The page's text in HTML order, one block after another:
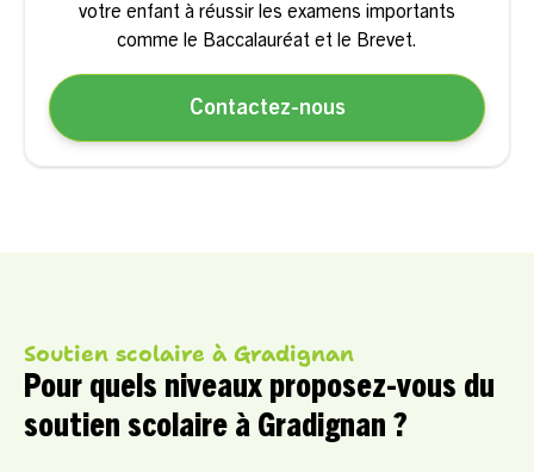
votre enfant à réussir les examens importants
comme le Baccalauréat et le Brevet.
Contactez-nous
Soutien scolaire à Gradignan
Pour quels niveaux proposez-vous du
soutien scolaire à Gradignan ?